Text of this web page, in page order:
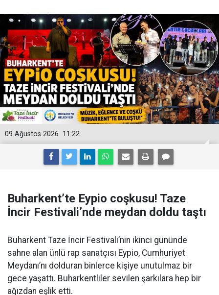
11:22
09 Ağustos 2026
Buharkent’te Eypio coşkusu! Taze
İncir Festivali’nde meydan doldu taştı
Buharkent Taze İncir Festivali’nin ikinci gününde
sahne alan ünlü rap sanatçısı Eypio, Cumhuriyet
Meydanı’nı dolduran binlerce kişiye unutulmaz bir
gece yaşattı. Buharkentliler sevilen şarkılara hep bir
ağızdan eşlik etti.